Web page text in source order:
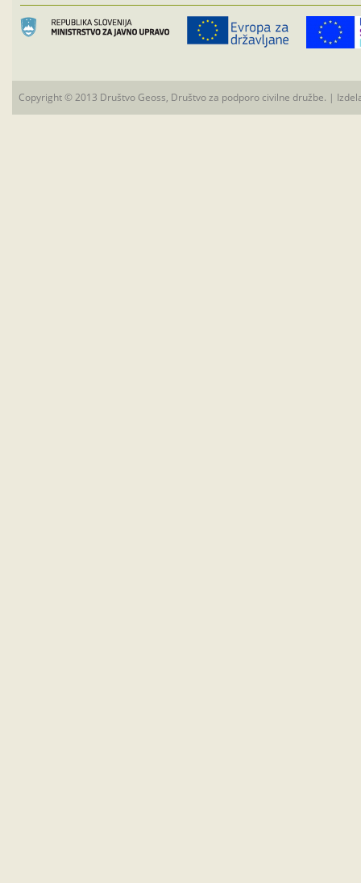
Copyright © 2013 Društvo Geoss, Društvo za podporo civilne družbe. |